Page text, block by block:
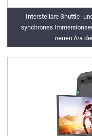
Interstellare Shuttle-
synchrones
neuen Ära